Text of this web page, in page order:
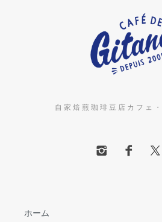
自 家 焙 煎 珈 琲 豆 店 カ フ ェ
ホーム